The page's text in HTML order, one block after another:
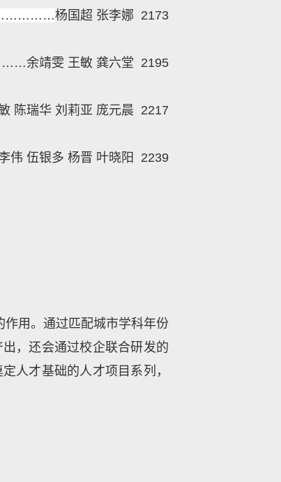
杨国超 张李娜 2173
余靖雯 王敏 龚六堂 2195
陈瑞华 刘莉亚 庞元晨 2217
伟 伍银多 杨晋 叶晓阳 2239
用。通过匹配城市学科年份
，还会通过校企联合研发的
人才基础的人才项目系列，